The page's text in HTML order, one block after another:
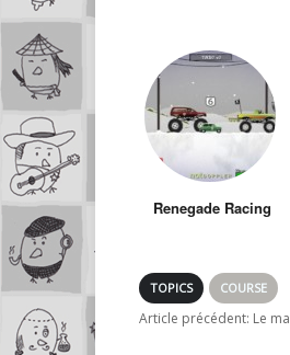
Renegade Racing
TOPICS COURSE
Article précédent: Le